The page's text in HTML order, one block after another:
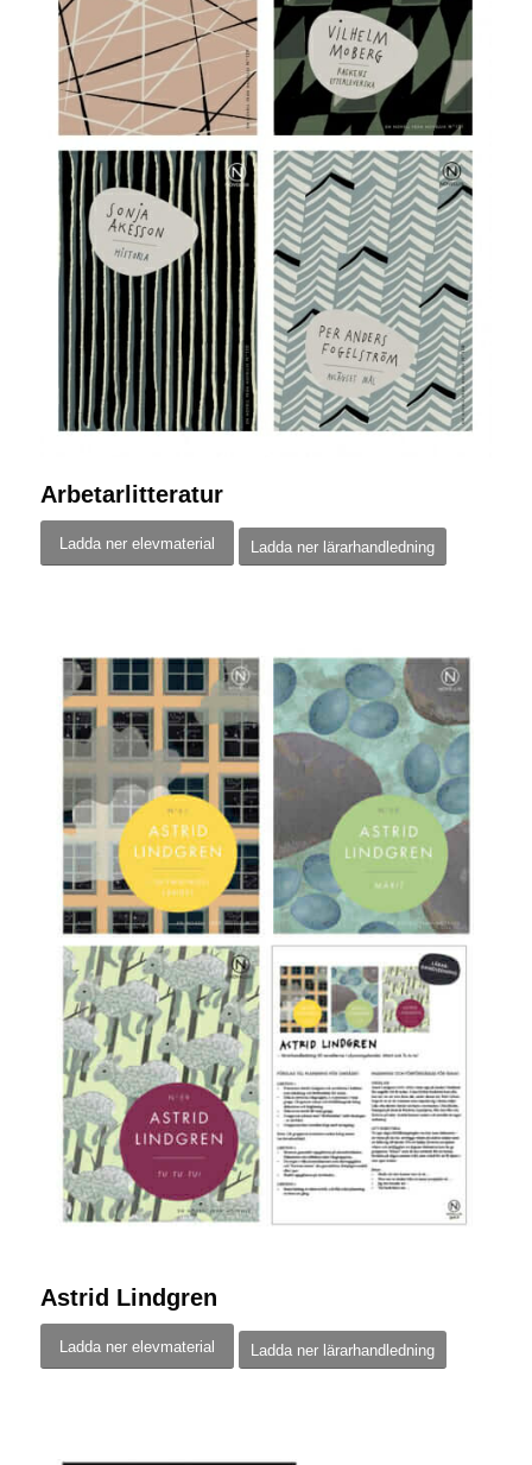
Arbetarlitteratur
Ladda ner elevmaterial Ladda ner lärarhandledning
Astrid Lindgren
Ladda ner elevmaterial Ladda ner lärarhandledning